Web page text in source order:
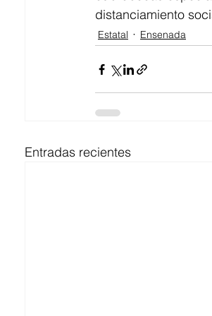
distanciamiento
Estatal Ensenada
Entradas recientes